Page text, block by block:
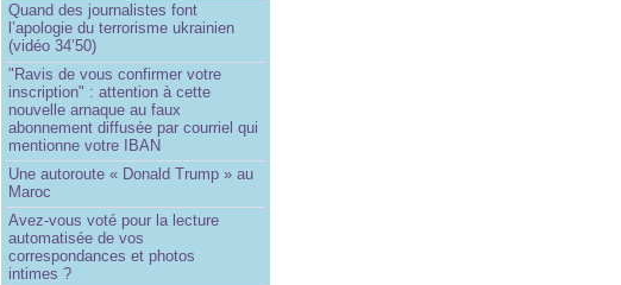
Quand des journalistes font
l’apologie du terrorisme ukrainien
(vidéo 34’50)
"Ravis de vous confirmer votre
inscription" : attention à cette
nouvelle arnaque au faux
abonnement diffusée par courriel qui
mentionne votre IBAN
Une autoroute « Donald Trump » au
Maroc
Avez-vous voté pour la lecture
automatisée de vos
correspondances et photos
intimes ?